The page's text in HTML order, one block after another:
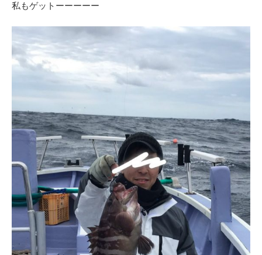
私もゲットーーーーー